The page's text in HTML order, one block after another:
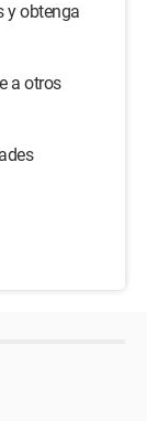
y obtenga
a otros